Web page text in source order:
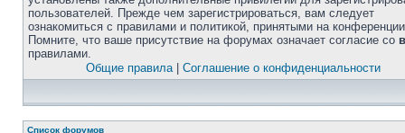
пользователей. Прежде чем зарегистрироваться, вам следует
ознакомиться с правилами и политикой, принятыми на
Помните, что ваше присутствие на форумах означает согласие со
правилами.
Общие правила| Соглашение о конфиденциальности
Список форумов